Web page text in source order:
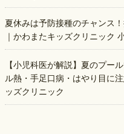
夏休みは予防接種のチャンス
｜かわまたキッズクリニック
【小児科医が解説】夏のプー
ル熱・手足口病・はやり目
ッズクリニック